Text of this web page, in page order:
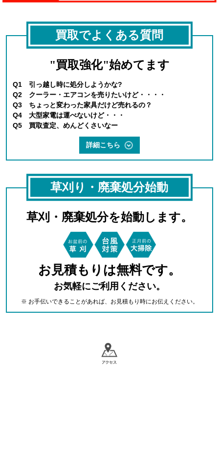
買取でよくある質問
"買取強化"始めてます
Q1 引っ越し時に処分しようかな?
Q2 クーラー・エアコンを売りたいけど・・・・
Q3 ちょっと変わった家具だけど売れるの？
Q4 大型家電は運べないけど・・・
Q5 買取査定、めんどくさいなー
詳細こちら
草刈り・廃棄処分始動
草刈・廃棄処分を始動します。
お見積もりは無料です。
お気軽にご利用ください。
※ お手伝いできることがあれば、お見積もり時にお伝えください。